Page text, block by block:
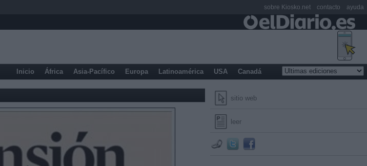
Inicio África Asia-Pacífico Europa Latinoamérica USA Canadá
sitio web
leer
sobre Kiosko.net contacto ayuda